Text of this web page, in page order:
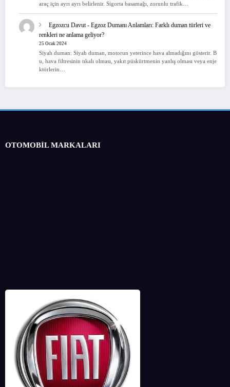
araç için ayrı ayrı belirlenir. Sigorta basamağı, zorunlu trafik…
Egzozcu Davut- Egzoz Dumanı Anlamları: Farklı duman türleri ve
renkleri ne anlama geliyor?
25 Ocak 2024
Siyah duman: Siyah duman, motorun yeterince hava almadığını gösterir. B
u, hava filtresinin tıkalı olması, yakıt püskürtmenin yanlış olması veya enje
ktörlerin…
OTOMOBİL MARKALARI